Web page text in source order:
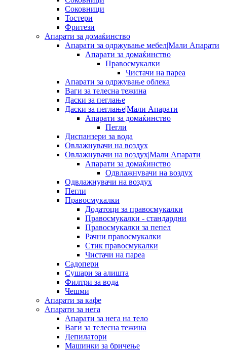
Соковници
Тостери
Фритези
Апарати за домаќинство
Апарати за одржување мебел|Мали Апарати
Апарати за домаќинство
Правосмукалки
Чистачи на пареа
Апарати за одржување облека
Ваги за телесна тежина
Даски за пеглање
Даски за пеглање|Мали Апарати
Апарати за домаќинство
Пегли
Диспанзери за вода
Овлажнувачи на воздух
Овлажнувачи на воздух|Мали Апарати
Апарати за домаќинство
Одвлажнувачи на воздух
Одвлажнувачи на воздух
Пегли
Правосмукалки
Додатоци за правосмукалки
Правосмукалки - стандардни
Правосмукалки за пепел
Рачни правосмукалки
Стик правосмукалки
Чистачи на пареа
Садопери
Сушари за алишта
Филтри за вода
Чешми
Апарати за кафе
Апарати за нега
Апарати за нега на тело
Ваги за телесна тежина
Депилатори
Машинки за бричење